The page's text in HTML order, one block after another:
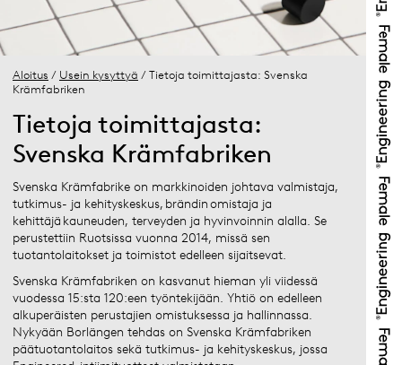
Aloitus / Usein kysyttyä / Tietoja toimittajasta: Svenska
Krämfabriken
Tietoja toimittajasta:
Svenska Krämfabriken
Svenska Krämfabrike on markkinoiden johtava valmistaja,
tutkimus- ja kehityskeskus, brändin omistaja ja
kehittäjä kauneuden, terveyden ja hyvinvoinnin alalla. Se
perustettiin Ruotsissa vuonna 2014, missä sen
tuotantolaitokset ja toimistot edelleen sijaitsevat.
Svenska Krämfabriken on kasvanut hieman yli viidessä
vuodessa 15:sta 120:een työntekijään. Yhtiö on edelleen
alkuperäisten perustajien omistuksessa ja hallinnassa.
Nykyään Borlängen tehdas on Svenska Krämfabriken
päätuotantolaitos sekä tutkimus- ja kehityskeskus, jossa